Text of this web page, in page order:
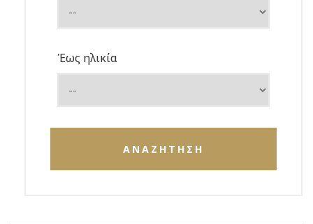
Έως ηλικία
ΑΝΑΖΗΤΗΣΗ